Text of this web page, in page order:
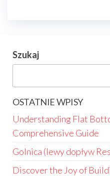
Szukaj
OSTATNIE WPISY
Understanding Flat
Comprehensive Guide
Golnica (lewy dopływ
Discover the Joy of